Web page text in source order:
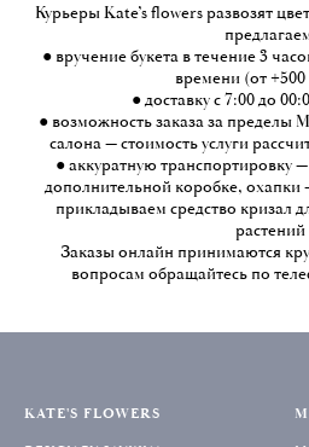
Курьеры Kate’s flowers развозят
● вручение букета в течение 3
времени (от +500
● доставку с 7:00 до
● возможность заказа за пределы
салона — стоимость услуги
● аккуратную транспортировку
дополнительной коробке, охапки
прикладываем средство кризал
растений
Заказы онлайн принимаются
вопросам обращайтесь по
KATE'S FLOWERS